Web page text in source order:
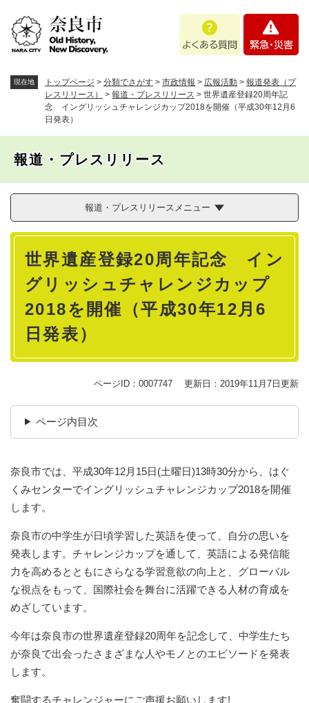
あ
問
・
現在地 トップページ > 分類でさがす > 市政情報 > 広報活動 > 報道発表（プ
レスリリース）
> 報道・プレスリリース > 世界遺産登録20周年記
念 イングリッシュチャレンジカップ2018を開催（平成30年12月6
日発表）
報道・プレスリリース
報道・プレスリリースメニュー
本
世界遺産登録20周年記念 イン
グリッシュチャレンジカップ
2018を開催（平成30年12月6
日発表）
ページID：0007747 更新日：2019年11月7日更新
ページ内目次
奈良市では、平成30年12月15日(土曜日)13時30分から、はぐ
くみセンターでイングリッシュチャレンジカップ2018を開催
します。
奈良市の中学生が日頃学習した英語を使って、自分の思いを
発表します。チャレンジカップを通して、英語による発信能
力を高めるとともにさらなる学習意欲の向上と、グローバル
な視点をもって、国際社会を舞台に活躍できる人材の育成を
めざしています。
今年は奈良市の世界遺産登録20周年を記念して、中学生たち
が奈良で出会ったさまざまな人やモノとのエピソードを発表
します。
奮闘するチャレンジャーにご声援お願いします!